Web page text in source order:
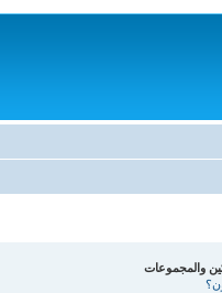
والمجموعات